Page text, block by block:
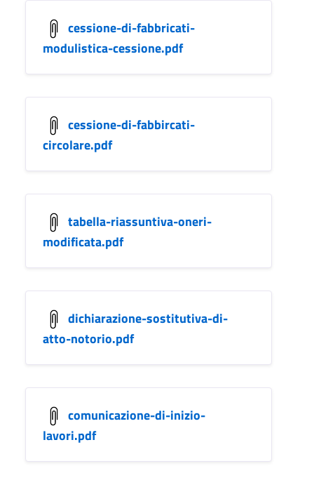
cessione-di-fabbricati-
modulistica-cessione.pdf
cessione-di-fabbircati-
circolare.pdf
tabella-riassuntiva-oneri-
modificata.pdf
dichiarazione-sostitutiva-di-
atto-notorio.pdf
comunicazione-di-inizio-
lavori.pdf